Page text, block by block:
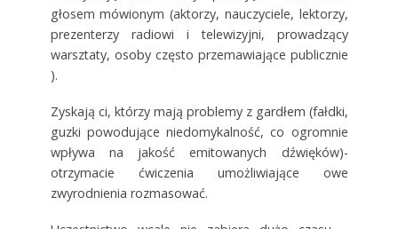
głosem mówionym (aktorzy, nauczyciele, lektorzy,
prezenterzy radiowi i telewizyjni, prowadzący
warsztaty, osoby często przemawiające publicznie
).
Zyskają ci, którzy mają problemy z gardłem (fałdki,
guzki powodujące niedomykalność, co ogromnie
wpływa na jakość emitowanych dźwięków)-
otrzymacie ćwiczenia umożliwiające owe
zwyrodnienia rozmasować.